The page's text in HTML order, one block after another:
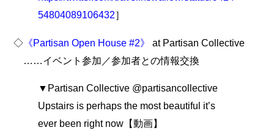
54804089106432］
◇ 《Partisan Open House #2》
at Partisan Collective
……イベント参加／参加者との情報交換
▼Partisan Collective @partisancollective
Upstairs is perhaps the most beautiful it’s
ever been right now【動画】